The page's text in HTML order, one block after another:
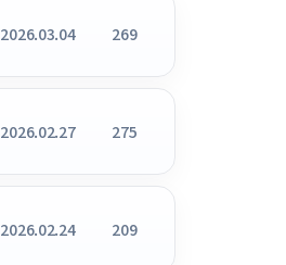
2026.03.04 269
2026.02.27 275
2026.02.24 209